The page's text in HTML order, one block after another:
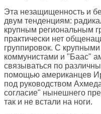
Эта незащищенность и
двум тенденциям:
крупным региональным
практически нет
группировок. С
коммунистами и "Баас"
связываться по
помощью американцев
под руководством
согласие" нынешнего
так и не встали на ноги.